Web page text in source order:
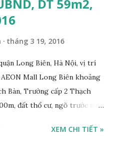
DT 59m2,
tháng 3 19, 2016
Long Biên, Hà Nội, vị trí
Mall Long Biên khoảng
Bàn, Trường cấp 2 Thạch
đất thổ cư, ngõ trước nhà
bán 30 triệu/m2. Liên hệ:
XEM CHI TIẾT »